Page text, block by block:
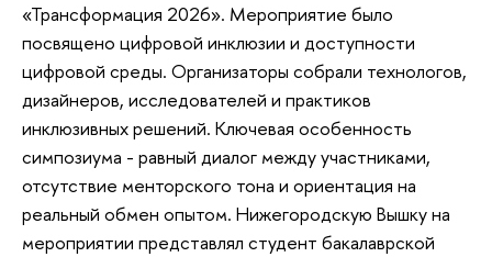
«Трансформация 2026». Мероприятие было
посвящено цифровой инклюзии и доступности
цифровой среды. Организаторы собрали технологов,
дизайнеров, исследователей и практиков
инклюзивных решений. Ключевая особенность
симпозиума - равный диалог между участниками,
отсутствие менторского тона и ориентация на
реальный обмен опытом. Нижегородскую Вышку на
мероприятии представлял студент бакалаврской